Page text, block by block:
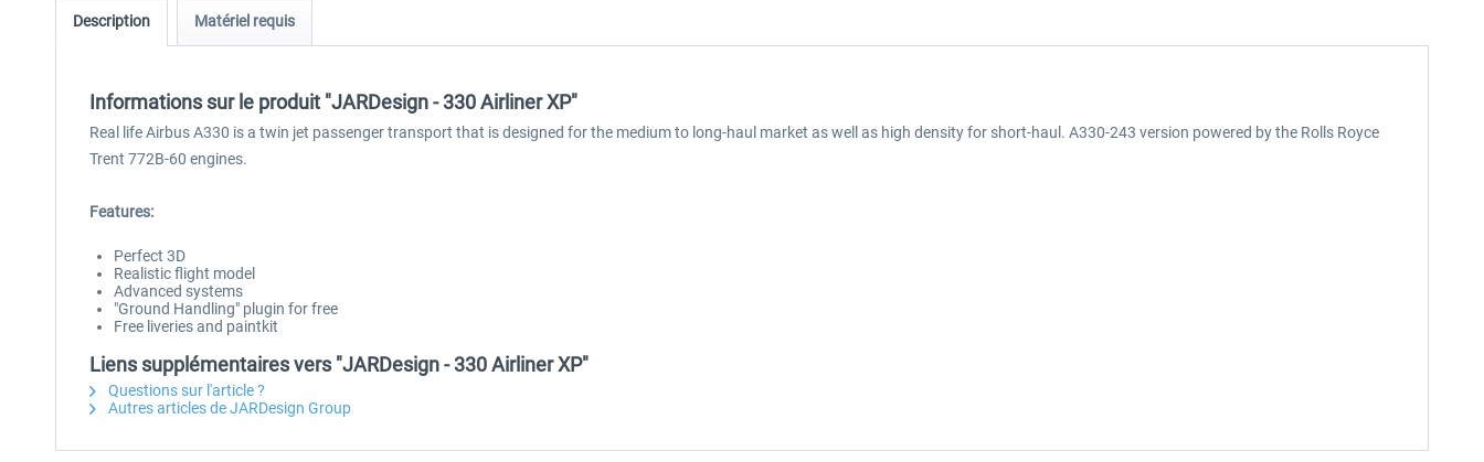
Description Matériel requis
Informations sur le produit "JARDesign - 330 Airliner XP"
Real life Airbus A330 is a twin jet passenger transport that is designed for the medium to long-haul market as well as high density for short-haul. A330-243 version powered by the Rolls Royce
Trent 772B-60 engines.
Features:
Perfect 3D
Realistic flight model
Advanced systems
"Ground Handling" plugin for free
Free liveries and paintkit
Liens supplémentaires vers "JARDesign - 330 Airliner XP"
Questions sur l'article ?
Autres articles de JARDesign Group